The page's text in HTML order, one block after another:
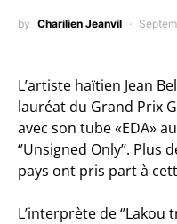
by Charilien Jeanvil
L’artiste haïtien Jean
lauréat du Grand Prix
avec son tube «EDA»
‘’Unsigned Only’’.
pays ont pris part à
L’interprète de